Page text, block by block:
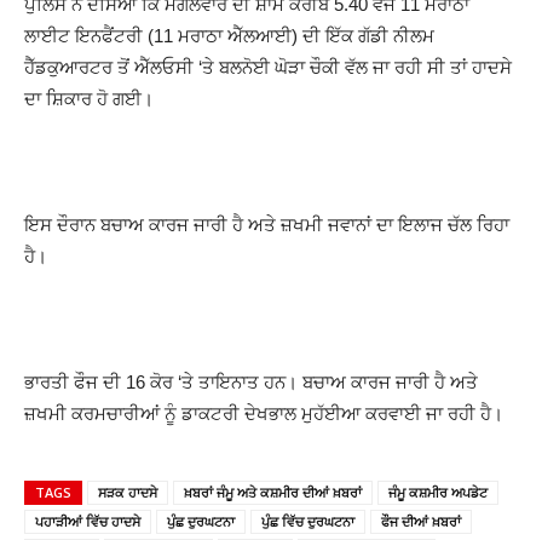
ਪੁਲਿਸ ਨੇ ਦੱਸਿਆ ਕਿ ਮੰਗਲਵਾਰ ਦੀ ਸ਼ਾਮ ਕਰੀਬ 5.40 ਵਜੇ 11 ਮਰਾਠਾ
ਲਾਈਟ ਇਨਫੈਂਟਰੀ (11 ਮਰਾਠਾ ਐੱਲਆਈ) ਦੀ ਇੱਕ ਗੱਡੀ ਨੀਲਮ
ਹੈੱਡਕੁਆਰਟਰ ਤੋਂ ਐੱਲਓਸੀ ‘ਤੇ ਬਲਨੋਈ ਘੋੜਾ ਚੌਕੀ ਵੱਲ ਜਾ ਰਹੀ ਸੀ ਤਾਂ ਹਾਦਸੇ
ਦਾ ਸ਼ਿਕਾਰ ਹੋ ਗਈ।
ਇਸ ਦੌਰਾਨ ਬਚਾਅ ਕਾਰਜ ਜਾਰੀ ਹੈ ਅਤੇ ਜ਼ਖਮੀ ਜਵਾਨਾਂ ਦਾ ਇਲਾਜ ਚੱਲ ਰਿਹਾ
ਹੈ।
ਭਾਰਤੀ ਫੌਜ ਦੀ 16 ਕੋਰ ‘ਤੇ ਤਾਇਨਾਤ ਹਨ। ਬਚਾਅ ਕਾਰਜ ਜਾਰੀ ਹੈ ਅਤੇ
ਜ਼ਖਮੀ ਕਰਮਚਾਰੀਆਂ ਨੂੰ ਡਾਕਟਰੀ ਦੇਖਭਾਲ ਮੁਹੱਈਆ ਕਰਵਾਈ ਜਾ ਰਹੀ ਹੈ।
TAGS ਸੜਕ ਹਾਦਸੇ ਖ਼ਬਰਾਂ ਜੰਮੂ ਅਤੇ ਕਸ਼ਮੀਰ ਦੀਆਂ ਖ਼ਬਰਾਂ
ਜੰਮੂ ਕਸ਼ਮੀਰ ਅਪਡੇਟ
ਪਹਾੜੀਆਂ ਵਿੱਚ ਹਾਦਸੇ
ਪੁੰਛ ਦੁਰਘਟਨਾ ਪੁੰਛ ਵਿੱਚ ਦੁਰਘਟਨਾ
ਫੌਜ ਦੀਆਂ ਖ਼ਬਰਾਂ